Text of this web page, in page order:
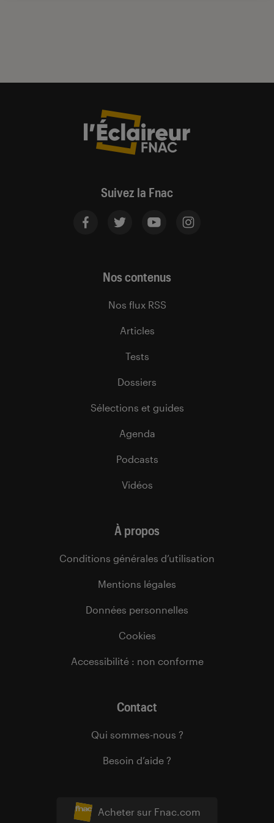
Suivez la Fnac
Acheter sur Fnac.com
Nos contenus
Nos flux RSS
Articles
Tests
Dossiers
Sélections et guides
Agenda
Podcasts
Vidéos
À propos
Conditions générales d’utilisation
Mentions légales
Données personnelles
Cookies
Accessibilité : non conforme
Contact
Qui sommes-nous ?
Besoin d’aide ?